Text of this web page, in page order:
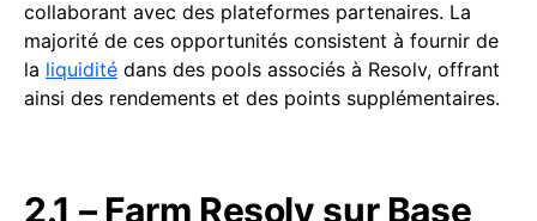
collaborant avec des plateformes partenaires. La
majorité de ces opportunités consistent à fournir de
la liquidité dans des pools associés à Resolv, offrant
ainsi des rendements et des points supplémentaires.
2.1 – Farm Resolv sur Base